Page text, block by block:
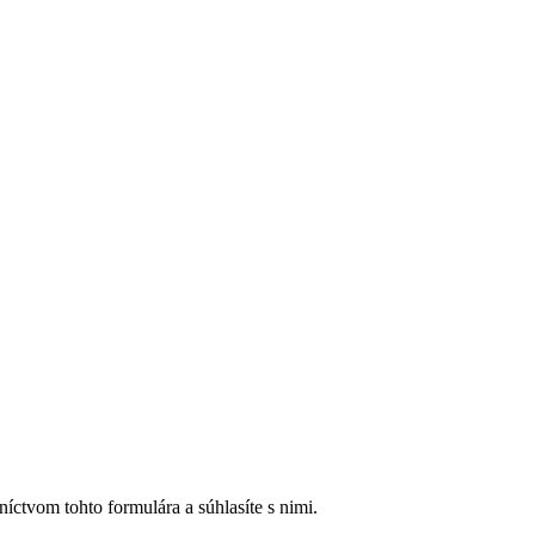
tohto formulára a súhlasíte s nimi.